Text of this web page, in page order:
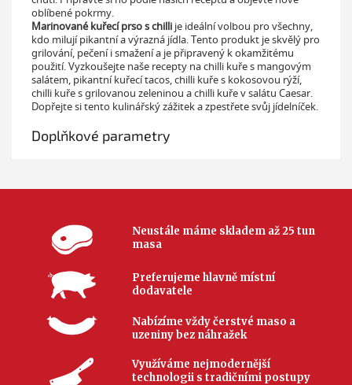
oblíbené pokrmy.
Marinované kuřecí prso s chilli je ideální volbou pro všechny,
kdo milují pikantní a výrazná jídla. Tento produkt je skvělý pro
grilování, pečení i smažení a je připravený k okamžitému
použití. Vyzkoušejte naše recepty na chilli kuře s mangovým
salátem, pikantní kuřecí tacos, chilli kuře s kokosovou rýží,
chilli kuře s grilovanou zeleninou a chilli kuře v salátu Caesar.
Dopřejte si tento kulinářský zážitek a zpestřete svůj jídelníček.
Doplňkové parametry
Neustále máme skladem až 25 tun
masa
Preferujeme hlavně místní
dodavatele
Nabízíme vždy čerstvé maso a
uzeniny bez náhražek
Využíváme nejmodernější
technologii s tradičními postupy